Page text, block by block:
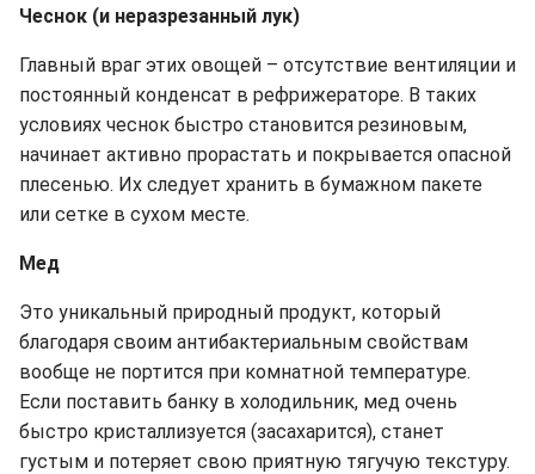
Чеснок (и неразрезанный лук)
Главный враг этих овощей – отсутствие вентиляции и
постоянный конденсат в рефрижераторе. В таких
условиях чеснок быстро становится резиновым,
начинает активно прорастать и покрывается опасной
плесенью. Их следует хранить в бумажном пакете
или сетке в сухом месте.
Мед
Это уникальный природный продукт, который
благодаря своим антибактериальным свойствам
вообще не портится при комнатной температуре.
Если поставить банку в холодильник, мед очень
быстро кристаллизуется (засахарится), станет
густым и потеряет свою приятную тягучую текстуру.